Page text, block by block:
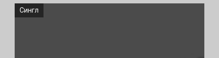
Сингл